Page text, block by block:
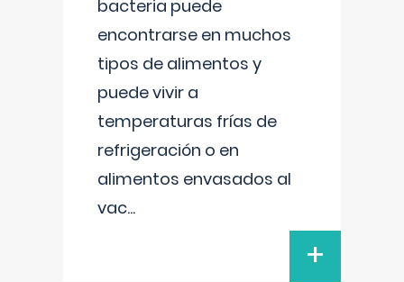
bacteria puede
encontrarse en muchos
tipos de alimentos y
puede vivir a
temperaturas frías de
refrigeración o en
alimentos envasados al
vac...
+